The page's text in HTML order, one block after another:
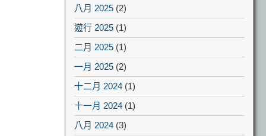
八月 2025 (2)
遊行 2025 (1)
二月 2025 (1)
一月 2025 (2)
十二月 2024 (1)
十一月 2024 (1)
八月 2024 (3)